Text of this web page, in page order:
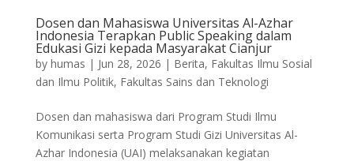
Dosen dan Mahasiswa Universitas Al-Azhar
Indonesia Terapkan Public Speaking dalam
Edukasi Gizi kepada Masyarakat Cianjur
by humas | Jun 28, 2026 | Berita, Fakultas Ilmu Sosial
dan Ilmu Politik, Fakultas Sains dan Teknologi
Dosen dan mahasiswa dari Program Studi Ilmu
Komunikasi serta Program Studi Gizi Universitas Al-
Azhar Indonesia (UAI) melaksanakan kegiatan